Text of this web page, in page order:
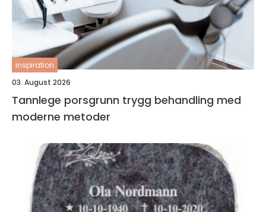
inspiration
03. August 2026
Tannlege porsgrunn trygg behandling med
moderne metoder